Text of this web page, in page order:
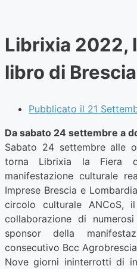
Librixia 2022,
libro di Brescia
Pubblicato il 21
Da sabato 24 settembre a
Sabato 24 settembre alle
torna Librixia la Fiera
manifestazione culturale
Imprese Brescia e
circolo culturale ANCoS,
collaborazione di
sponsor della
consecutivo Bcc
Nove giorni ininterrotti di